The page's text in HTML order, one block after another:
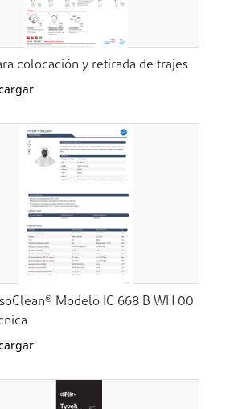
colocación y retirada de trajes
Modelo IC 668 B WH 00